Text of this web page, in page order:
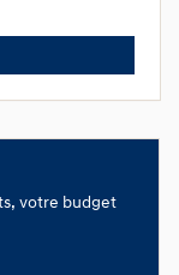
votre budget